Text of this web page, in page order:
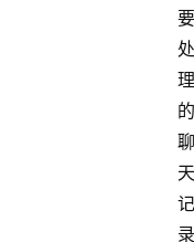
要
处
理
的
聊
天
记
录